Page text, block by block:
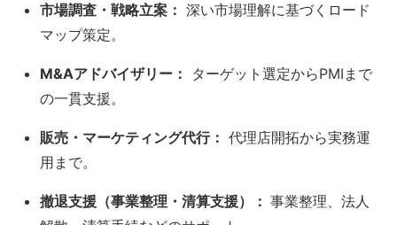
市場調査・戦略立案： 深い市場理解に基づくロード
マップ策定。
M&Aアドバイザリー：
ターゲット選定からPMIまで
の一貫支援。
販売・マーケティング代行： 代理店開拓から実務運
用まで。
撤退支援（事業整理・清算支援）：事業整理、法人